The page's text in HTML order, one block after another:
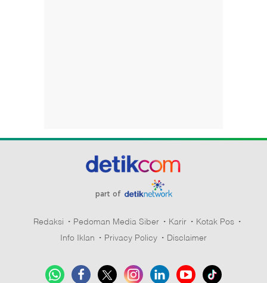
part of
Redaksi Pedoman Media Siber Karir
Kotak Pos
Info Iklan
Privacy Policy Disclaimer